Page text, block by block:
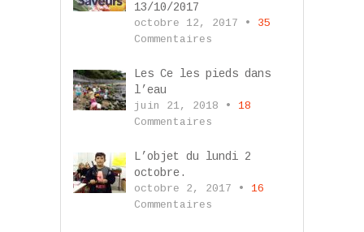
13/10/2017
octobre 12, 2017 • 35
Commentaires
Les Ce les pieds dans
l’eau
juin 21, 2018 • 18
Commentaires
L’objet du lundi 2
octobre.
octobre 2, 2017 • 16
Commentaires